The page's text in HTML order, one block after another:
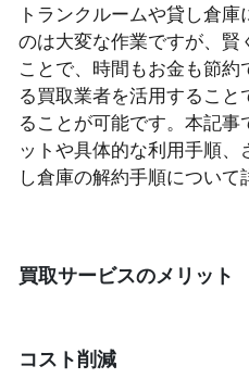
トランクルームや貸し倉
のは大変な作業ですが、賢
ことで、時間もお金も節
る買取業者を活用するこ
ることが可能です。本記事
ットや具体的な利用手順
し倉庫の解約手順について
買取サービスのメリット
コスト削減